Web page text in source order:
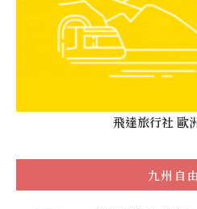
飛達旅行社 歐
九州自